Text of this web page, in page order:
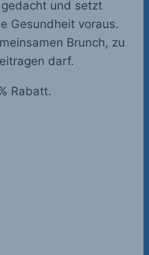
und setzt
Gesundheit voraus.
Brunch, zu
darf.
Rabatt.